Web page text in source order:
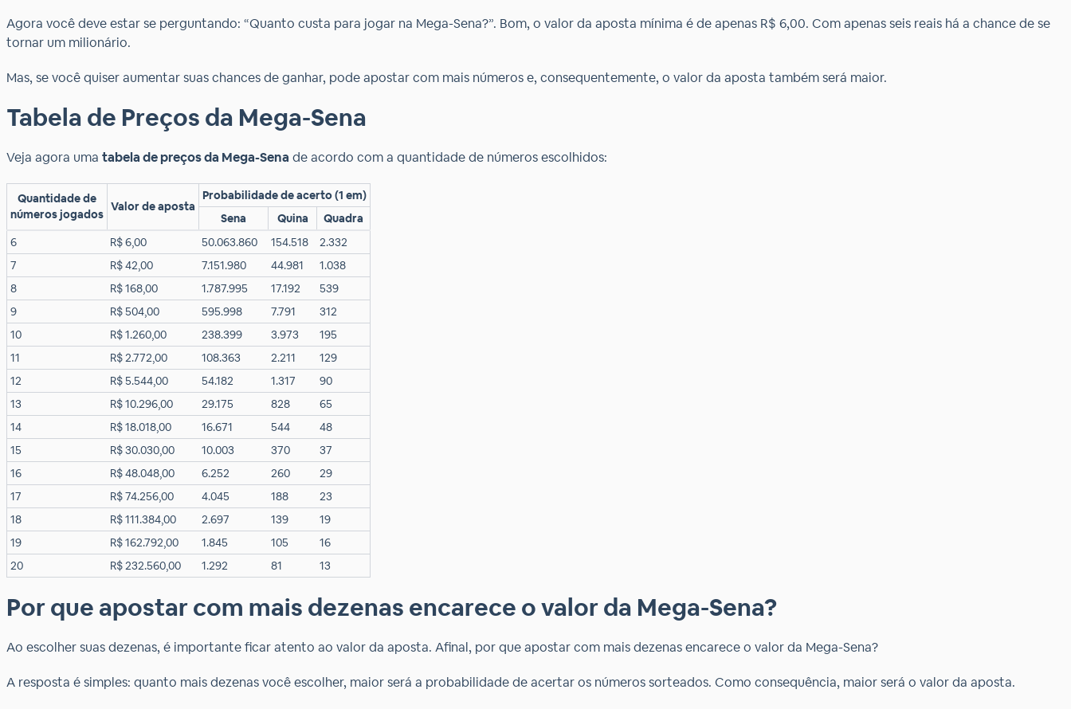
Agora você deve estar se perguntando: “Quanto custa para jogar na Mega-Sena?”. Bom, o valor da aposta mínima é de apenas R$ 6,00. Com apenas seis reais há a chance de se
tornar um milionário.
Mas, se você quiser aumentar suas chances de ganhar, pode apostar com mais números e, consequentemente, o valor da aposta também será maior.
Tabela de Preços da Mega-Sena
Veja agora uma tabela de preços da Mega-Sena de acordo com a quantidade de números escolhidos:
Quantidade de
números jogados
Valor de aposta
Probabilidade de acerto (1 em)
Sena
Quina
Quadra
6
R$ 6,00 50.063.860 154.518
2.332
7
R$ 42,00 7.151.980 44.981
1.038
8
R$ 168,00 1.787.995 17.192
539
9
R$ 504,00 595.998 7.791
312
10
R$ 1.260,00 238.399 3.973
195
11
R$ 2.772,00 108.363 2.211
129
12
R$ 5.544,00 54.182 1.317
90
13
R$ 10.296,00 29.175 828
65
14
R$ 18.018,00 16.671 544
48
15
R$ 30.030,00 10.003 370
37
16
R$ 48.048,00 6.252 260
29
17
R$ 74.256,00 4.045 188
23
18
R$ 111.384,00 2.697 139
19
19
R$ 162.792,00 1.845 105
16
20
R$ 232.560,00 1.292 81 13​
Por que apostar com mais dezenas encarece o valor da Mega-Sena?
Ao escolher suas dezenas, é importante ficar atento ao valor da aposta. Afinal, por que apostar com mais dezenas encarece o valor da Mega-Sena?
A resposta é simples: quanto mais dezenas você escolher, maior será a probabilidade de acertar os números sorteados. Como consequência, maior será o valor da aposta.